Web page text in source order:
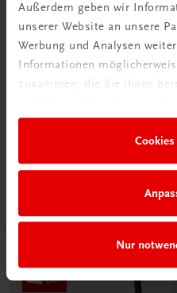
Außerdem geben wir
unserer Website an unsere
Werbung und Analysen
Informationen
zusammen, die Sie ihnen
Nur
Neu in der DigiBox
Das „Digitale
Klassenzimmer“
Mehr dazu